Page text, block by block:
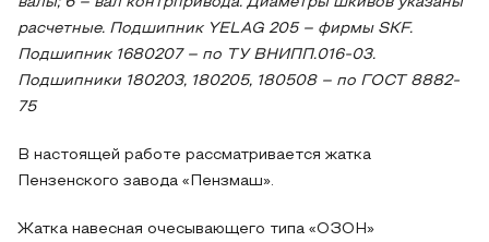
расчетные. Подшипник YELAG 205 – фирмы SKF.
Подшипник 1680207 – по ТУ ВНИПП.016-03.
Подшипники 180203, 180205, 180508 – по ГОСТ 8882-
75
В настоящей работе рассматривается жатка
Пензенского завода «Пензмаш».
Жатка навесная очесывающего типа «ОЗОН»